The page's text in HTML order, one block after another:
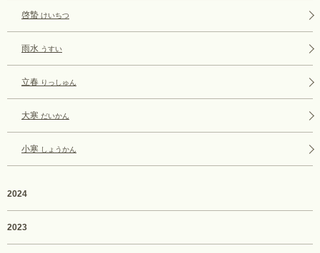
啓蟄 けいちつ
雨水 うすい
立春 りっしゅん
大寒 だいかん
小寒 しょうかん
2024
2023